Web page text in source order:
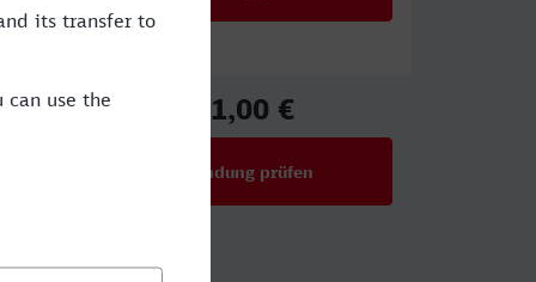
51,00 €
Verbindung prüfen